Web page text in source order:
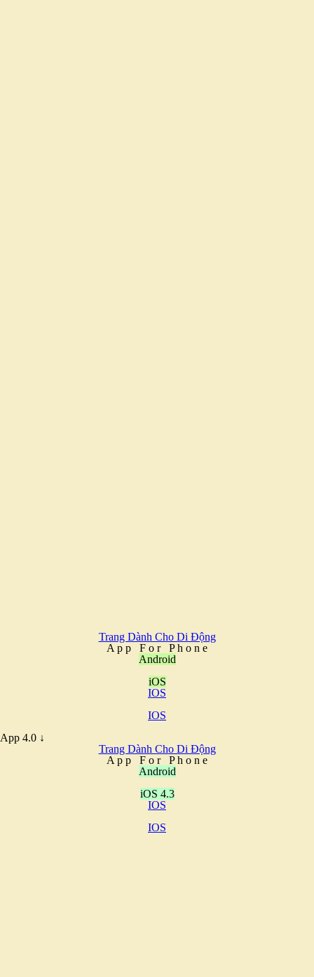
Trang Dành Cho Di Động
A p p F o r P h o n e
Android
iOS
IOS
IOS
App 4.0 ↓
Trang Dành Cho Di Động
A p p F o r P h o n e
Android
iOS 4.3
IOS
IOS